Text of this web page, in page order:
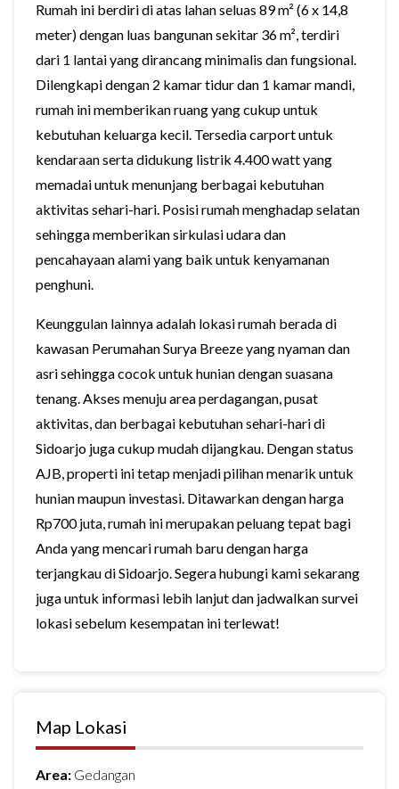
Rumah ini berdiri di atas lahan seluas 89 m² (6 x 14,8
meter) dengan luas bangunan sekitar 36 m², terdiri
dari 1 lantai yang dirancang minimalis dan fungsional.
Dilengkapi dengan 2 kamar tidur dan 1 kamar mandi,
rumah ini memberikan ruang yang cukup untuk
kebutuhan keluarga kecil. Tersedia carport untuk
kendaraan serta didukung listrik 4.400 watt yang
memadai untuk menunjang berbagai kebutuhan
aktivitas sehari-hari. Posisi rumah menghadap selatan
sehingga memberikan sirkulasi udara dan
pencahayaan alami yang baik untuk kenyamanan
penghuni.
Keunggulan lainnya adalah lokasi rumah berada di
kawasan Perumahan Surya Breeze yang nyaman dan
asri sehingga cocok untuk hunian dengan suasana
tenang. Akses menuju area perdagangan, pusat
aktivitas, dan berbagai kebutuhan sehari-hari di
Sidoarjo juga cukup mudah dijangkau. Dengan status
AJB, properti ini tetap menjadi pilihan menarik untuk
hunian maupun investasi. Ditawarkan dengan harga
Rp700 juta, rumah ini merupakan peluang tepat bagi
Anda yang mencari rumah baru dengan harga
terjangkau di Sidoarjo. Segera hubungi kami sekarang
juga untuk informasi lebih lanjut dan jadwalkan survei
lokasi sebelum kesempatan ini terlewat!
Map Lokasi
Area: Gedangan